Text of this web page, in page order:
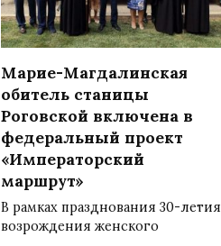
Марие-Магдалинская
обитель станицы
Роговской включена в
федеральный проект
«Императорский
маршрут»
В рамках празднования 30-летия
возрождения женского